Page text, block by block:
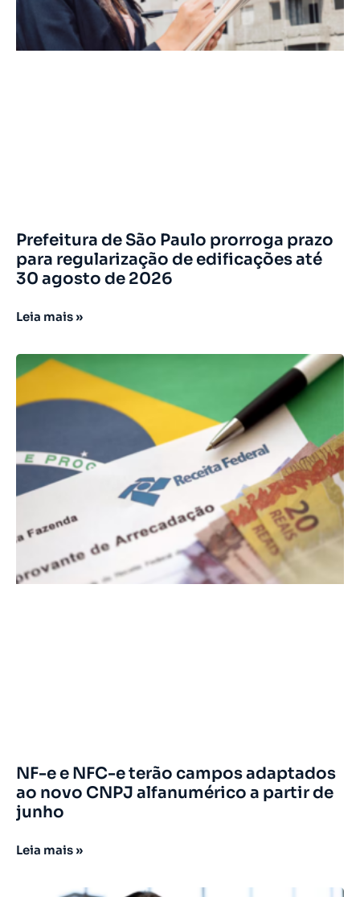
Prefeitura de São Paulo prorroga prazo
para regularização de edificações até
30 agosto de 2026
Leia mais »
NF-e e NFC-e terão campos adaptados
ao novo CNPJ alfanumérico a partir de
junho
Leia mais »